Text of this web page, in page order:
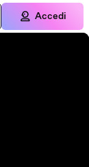
Accedi